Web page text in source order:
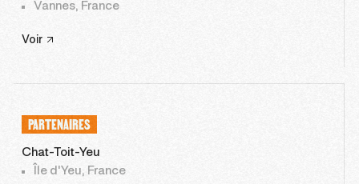
Vannes, France
Voir
PARTENAIRES
Chat-Toit-Yeu
Île d'Yeu, France